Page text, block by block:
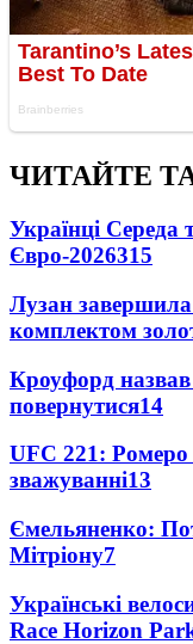
ЧИТАЙТЕ
Українці Середа
Євро-2026315
Лузан
комплектом
Кроуфорд назвав
повернутися14
UFC 221: Ромеро
зважуванні13
Ємельяненко:
Мітріону7
Українські
Race Horizon